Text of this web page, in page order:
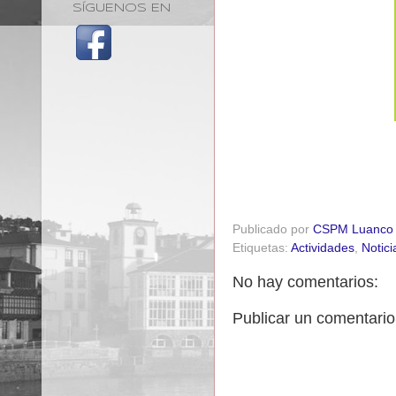
Publicado por CSPM Luanco
Etiquetas: Actividades,
No hay comentarios:
Publicar un comentario
SÍGUENOS EN